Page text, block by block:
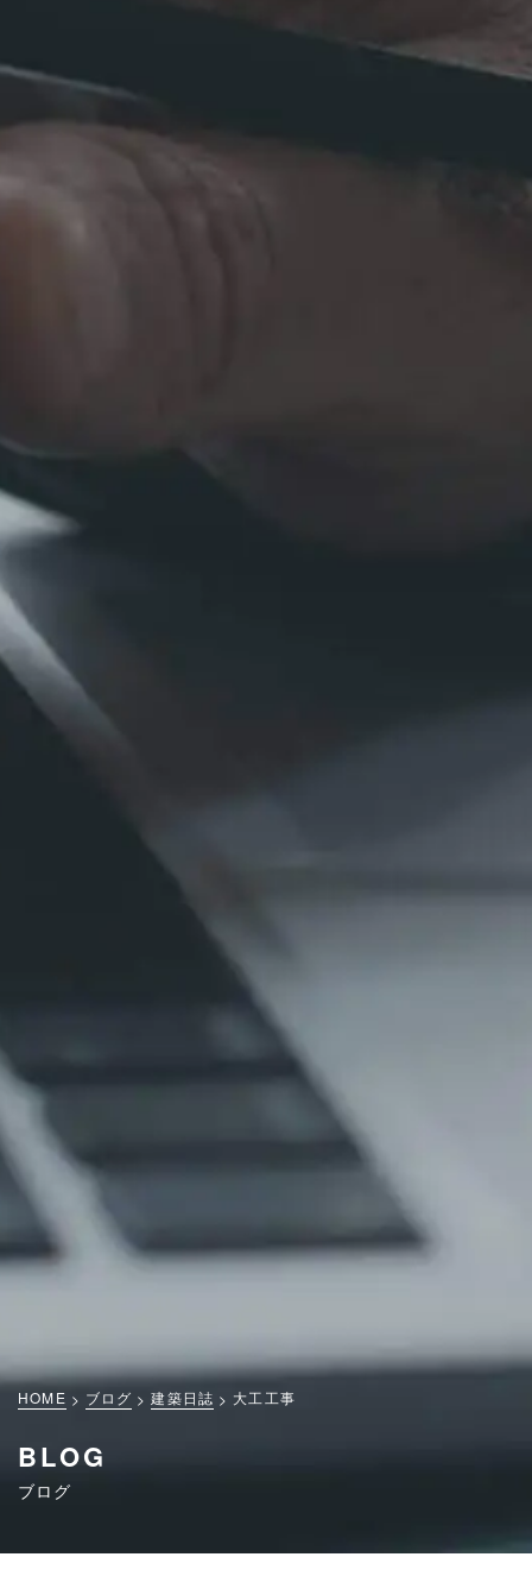
HOME ブログ 建築日誌 大工工事
BLOG
ブログ